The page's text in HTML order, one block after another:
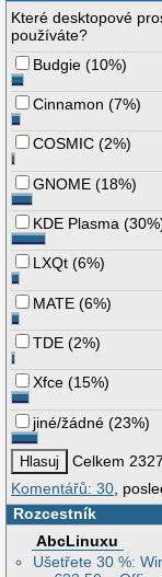
Které desktopové
používáte?
Budgie (10%)
Cinnamon (7%)
COSMIC (2%)
GNOME (18%)
KDE Plasma (30%
LXQt (6%)
MATE (6%)
TDE (2%)
Xfce (15%)
jiné/žádné (23%)
Celkem
Komentářů: 30,
Rozcestník
AbcLinuxu
Ušetřete 30 %: